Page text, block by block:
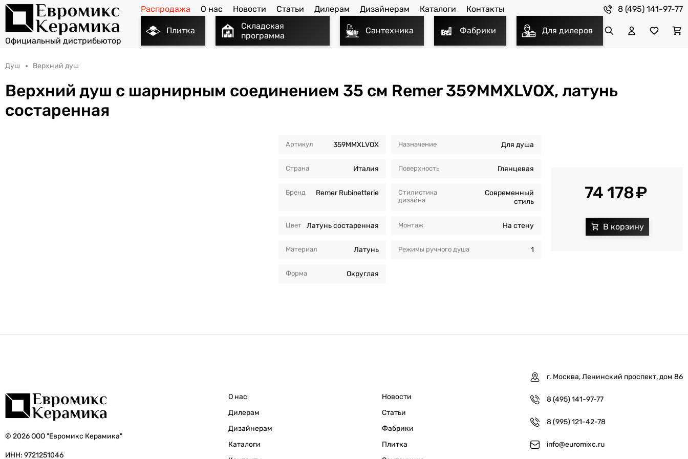
Распродажа О нас Новости Статьи Дилерам Дизайнерам Каталоги Контакты 8 (495) 141-97-77
Плитка
Складская
программа
Сантехника Фабрики Для дилеров
Душ Верхний душ
Верхний душ с шарнирным соединением 35 см Remer 359MMXLVOX, латунь
состаренная
Артикул 359MMXLVOX
Страна Италия
Бренд Remer Rubinetterie
Цвет Латунь состаренная
Материал Латунь
Форма Округлая
Назначение Для душа
Поверхность Глянцевая
Стилистика
дизайна
Современный
стиль
Монтаж На стену
Режимы ручного душа 1
74 178
© 2026 ООО "Евромикс Керамика"
ИНН: 9721251046
О нас
Дилерам
Дизайнерам
Каталоги
Новости
Статьи
Фабрики
Плитка
г. Москва, Ленинский проспект, дом 86
8 (495) 141-97-77
8 (995) 121-42-78
info@euromixc.ru